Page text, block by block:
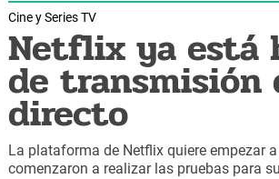
Cine y Series TV
Netflix ya está
de transmisión
directo
La plataforma de Netflix quiere empezar
comenzaron a realizar las pruebas para